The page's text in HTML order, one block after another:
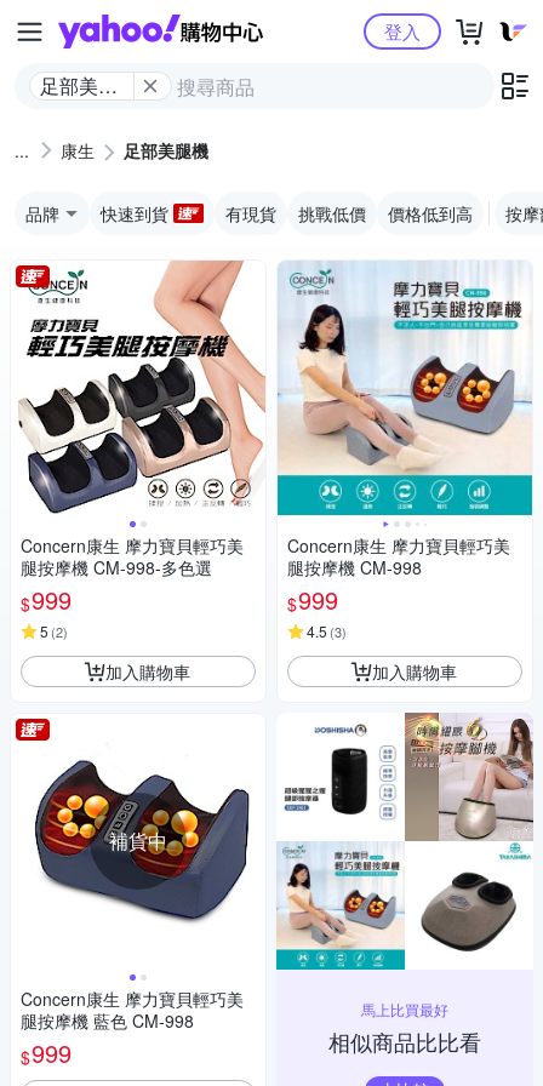
Yahoo購物中心
足部美腿
登入
康生 足部美腿機
品牌 快速到貨 有現貨 挑戰低價 價格低到高 按
Concern康生 摩力寶貝輕巧美
腿按摩機 CM-998-多色選
$999
5 (2)
加入購物車
補貨中
Concern康生 摩力寶貝輕巧美
腿按摩機 藍色 CM-998
$999
Concern康生 摩力寶貝輕巧美
腿按摩機 CM-998
$999
4.5 (3)
加入購物車
馬上比買最好
相似商品比比看